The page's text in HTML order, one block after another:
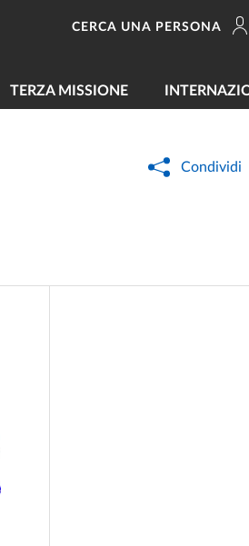
CERCA UNA PERSONA
TERZA MISSIONE
Condividi